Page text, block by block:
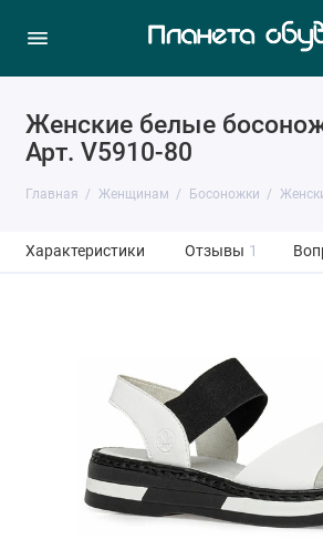
Женские белые
Арт. V5910-80
Главная Женщинам Босоножки
Характеристики Отзывы 1